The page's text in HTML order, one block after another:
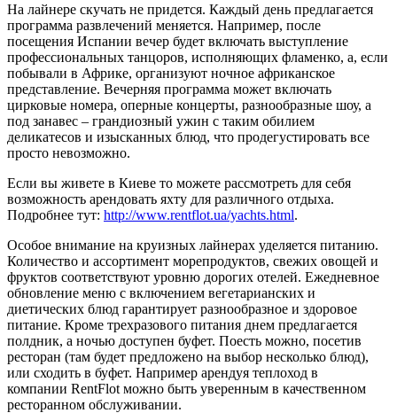
На лайнере скучать не придется. Каждый день предлагается
программа развлечений меняется. Например, после
посещения Испании вечер будет включать выступление
профессиональных танцоров, исполняющих фламенко, а, если
побывали в Африке, организуют ночное африканское
представление. Вечерняя программа может включать
цирковые номера, оперные концерты, разнообразные шоу, а
под занавес – грандиозный ужин с таким обилием
деликатесов и изысканных блюд, что продегустировать все
просто невозможно.
Если вы живете в Киеве то можете рассмотреть для себя
возможность арендовать яхту для различного отдыха.
Подробнее тут: http://www.rentflot.ua/yachts.html.
Особое внимание на круизных лайнерах уделяется питанию.
Количество и ассортимент морепродуктов, свежих овощей и
фруктов соответствуют уровню дорогих отелей. Ежедневное
обновление меню с включением вегетарианских и
диетических блюд гарантирует разнообразное и здоровое
питание. Кроме трехразового питания днем предлагается
полдник, а ночью доступен буфет. Поесть можно, посетив
ресторан (там будет предложено на выбор несколько блюд),
или сходить в буфет. Например арендуя теплоход в
компании RentFlot можно быть уверенным в качественном
ресторанном обслуживании.